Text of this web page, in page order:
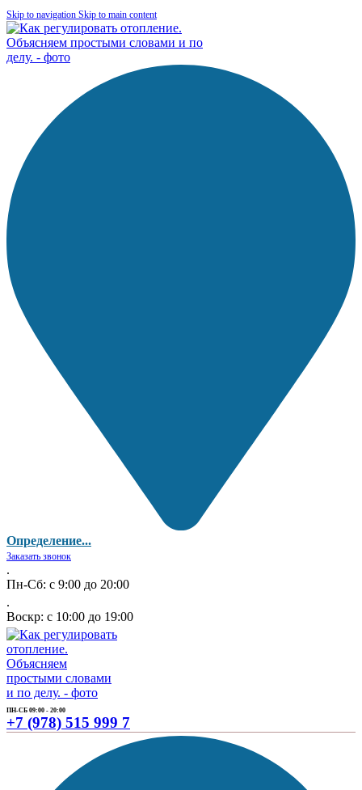
Skip to navigation Skip to main content
Определение...
Заказать звонок
.
Пн-Сб: с 9:00 до 20:00
.
Воскр: с 10:00 до 19:00
ПН-СБ 09:00 - 20:00
+7 (978) 515 999 7